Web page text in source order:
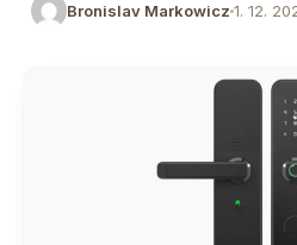
Bronislav Markowicz 1. 12.